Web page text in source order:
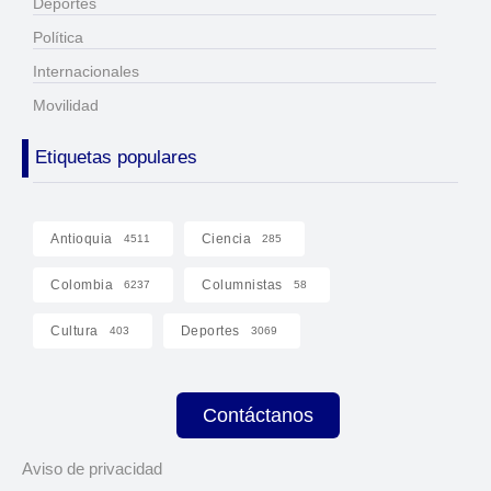
Deportes
Política
Internacionales
Movilidad
Etiquetas populares
Antioquia 4511 Ciencia 285
Colombia 6237 Columnistas 58
Cultura 403 Deportes 3069
Contáctanos
Aviso de privacidad